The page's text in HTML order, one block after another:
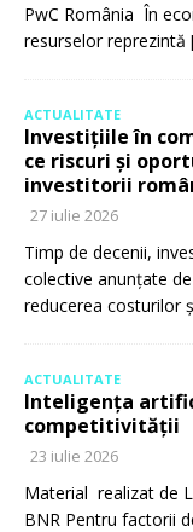
PwC România În
resurselor reprezintă
ACTUALITATE
Investițiile în
ce riscuri și
investitorii
27 iulie 2026
Timp de decenii,
colective anunțate
reducerea costurilor
ACTUALITATE
Inteligența
competitivității
23 iulie 2026
Material realizat de
BNR Pentru factorii